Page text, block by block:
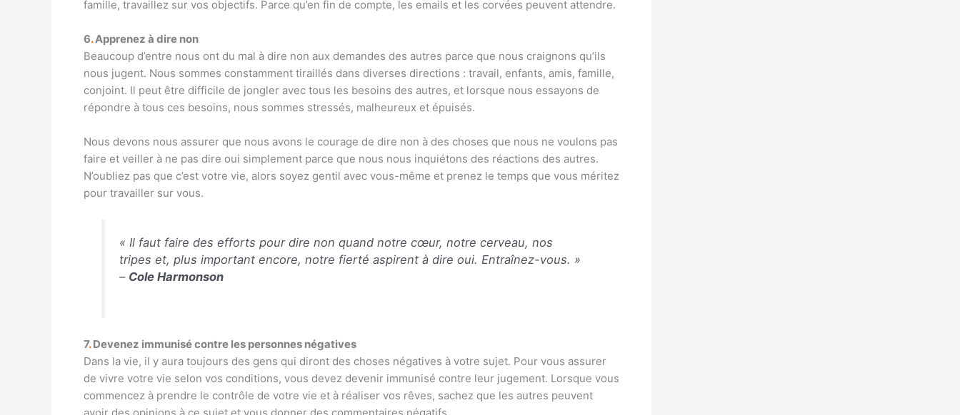
famille, travaillez sur vos objectifs. Parce qu’en fin de compte, les emails et les corvées peuvent attendre.
6.Apprenez à dire non
Beaucoup d’entre nous ont du mal à dire non aux demandes des autres parce que nous craignons qu’ils
nous jugent. Nous sommes constamment tiraillés dans diverses directions : travail, enfants, amis, famille,
conjoint. Il peut être difficile de jongler avec tous les besoins des autres, et lorsque nous essayons de
répondre à tous ces besoins, nous sommes stressés, malheureux et épuisés.
Nous devons nous assurer que nous avons le courage de dire non à des choses que nous ne voulons pas
faire et veiller à ne pas dire oui simplement parce que nous nous inquiétons des réactions des autres.
N’oubliez pas que c’est votre vie, alors soyez gentil avec vous-même et prenez le temps que vous méritez
pour travailler sur vous.
« Il faut faire des efforts pour dire non quand notre cœur, notre cerveau, nos
tripes et, plus important encore, notre fierté aspirent à dire oui. Entraînez-vous. »
– Cole Harmonson
7.Devenez immunisé contre les personnes négatives
Dans la vie, il y aura toujours des gens qui diront des choses négatives à votre sujet. Pour vous assurer
de vivre votre vie selon vos conditions, vous devez devenir immunisé contre leur jugement. Lorsque vous
commencez à prendre le contrôle de votre vie et à réaliser vos rêves, sachez que les autres peuvent